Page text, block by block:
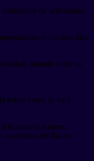
de actividades
en los diez días
durante el día no
forma como se hará
excluidos del día no